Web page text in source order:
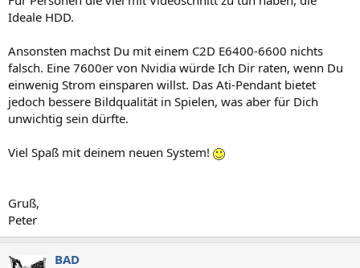
Ideale HDD.
Ansonsten machst Du mit einem C2D E6400-6600 nichts
falsch. Eine 7600er von Nvidia würde Ich Dir raten, wenn Du
einwenig Strom einsparen willst. Das Ati-Pendant bietet
jedoch bessere Bildqualität in Spielen, was aber für Dich
unwichtig sein dürfte.
Viel Spaß mit deinem neuen System!
Gruß,
Peter
BAD